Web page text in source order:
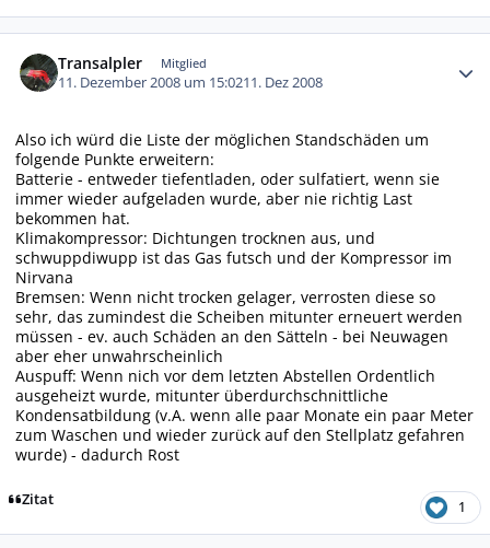
Transalpler Mitglied
11. Dezember 2008 um 15:0211. Dez 2008
Also ich würd die Liste der möglichen Standschäden um
folgende Punkte erweitern:
Batterie - entweder tiefentladen, oder sulfatiert, wenn sie
immer wieder aufgeladen wurde, aber nie richtig Last
bekommen hat.
Klimakompressor: Dichtungen trocknen aus, und
schwuppdiwupp ist das Gas futsch und der Kompressor im
Nirvana
Bremsen: Wenn nicht trocken gelager, verrosten diese so
sehr, das zumindest die Scheiben mitunter erneuert werden
müssen - ev. auch Schäden an den Sätteln - bei Neuwagen
aber eher unwahrscheinlich
Auspuff: Wenn nich vor dem letzten Abstellen Ordentlich
ausgeheizt wurde, mitunter überdurchschnittliche
Kondensatbildung (v.A. wenn alle paar Monate ein paar Meter
zum Waschen und wieder zurück auf den Stellplatz gefahren
wurde) - dadurch Rost
Zitat 1